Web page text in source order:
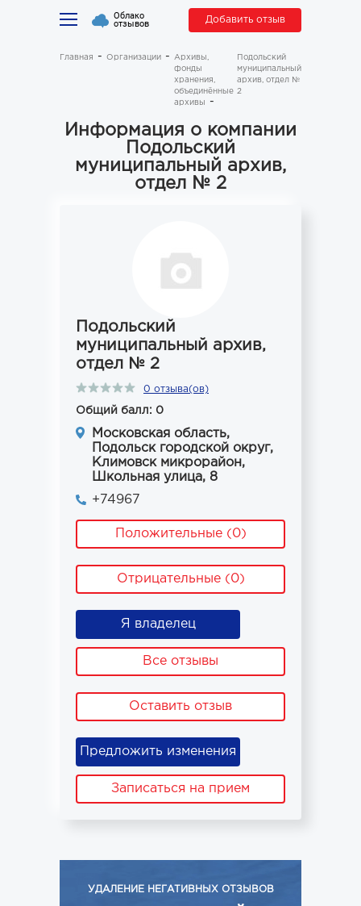
Облако
отзывов Добавить отзыв
Главная Организации
Архивы,
фонды
хранения,
объединённые
архивы
Подольский
муниципальный
архив, отдел №
2
Информация о компании
Подольский
муниципальный архив,
отдел № 2
Подольский
муниципальный архив,
отдел № 2
0 отзыва(ов)
Общий балл: 0
Московская область,
Подольск городской округ,
Климовск микрорайон,
Школьная улица, 8
+74967
Положительные (0)
Отрицательные (0)
Я владелец
Все отзывы
Оставить отзыв
Предложить изменения
Записаться на прием
УДАЛЕНИЕ НЕГАТИВНЫХ ОТЗЫВОВ